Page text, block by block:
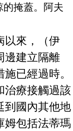
掩蓋。阿夫
以來，（伊
邊建立隔離
已經過時。
治療接觸過該
到國內其他地
姆包括法蒂瑪